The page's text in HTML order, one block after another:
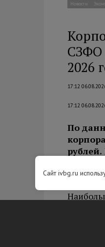
Новости
СЗФО
2026
17:12
17:12
По
года
Сайт ivbg.ru